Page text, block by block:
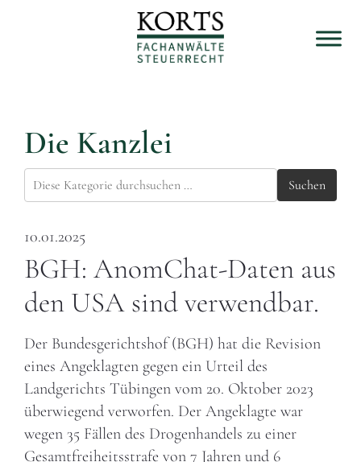
Die Kanzlei
Suchen
10.01.2025
BGH: AnomChat-Daten aus
den USA sind verwendbar.
Der Bundesgerichtshof (BGH) hat die Revision
eines Angeklagten gegen ein Urteil des
Landgerichts Tübingen vom 20. Oktober 2023
überwiegend verworfen. Der Angeklagte war
wegen 35 Fällen des Drogenhandels zu einer
Gesamtfreiheitsstrafe von 7 Jahren und 6